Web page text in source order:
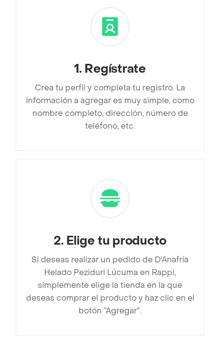
1. Regístrate
Crea tu perfil y completa tu registro. La
información a agregar es muy simple, como
nombre completo, dirección, número de
teléfono, etc.
2. Elige tu producto
Si deseas realizar un pedido de D'Anafria
Helado Peziduri Lúcuma en Rappi,
simplemente elige la tienda en la que
deseas comprar el producto y haz clic en el
botón “Agregar”.